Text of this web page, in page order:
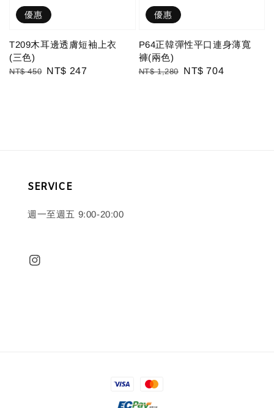
優惠
T209木耳邊透膚短袖上衣
(三色)
Regular
NT$ 450 Sale
NT$ 247
優惠
P64正韓彈性平口連身薄寬
褲(兩色)
Regular
NT$ 1,280
Sale
NT$ 704
SERVICE
週一至週五 9:00-20:00